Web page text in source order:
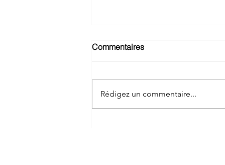
Commentaires
Rédigez un commentaire...